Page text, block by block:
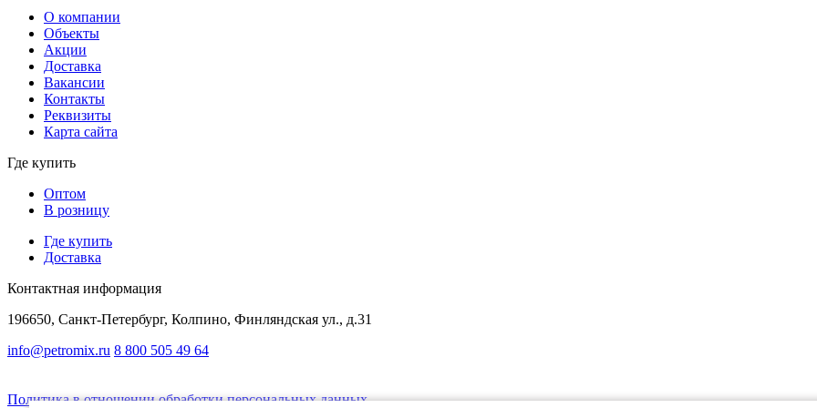
О компании
Объекты
Акции
Доставка
Вакансии
Контакты
Реквизиты
Карта сайта
Где купить
Оптом
В розницу
Где купить
Доставка
Контактная информация
196650, Санкт-Петербург, Колпино, Финляндская ул., д.31
info@petromix.ru 8 800 505 49 64
Политика в отношении обработки персональных данных